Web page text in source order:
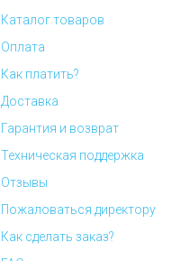
Каталог товаров
Оплата
Как платить?
Доставка
Гарантия и возврат
Техническая поддержка
Отзывы
Пожаловаться директору
Как сделать заказ?